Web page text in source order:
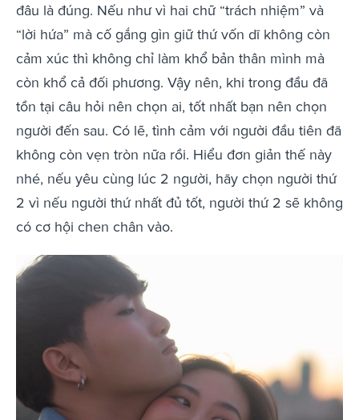
đâu là đúng. Nếu như vì hai chữ “trách nhiệm” và
“lời hứa” mà cố gắng gìn giữ thứ vốn dĩ không còn
cảm xúc thì không chỉ làm khổ bản thân mình mà
còn khổ cả đối phương. Vậy nên, khi trong đầu đã
tồn tại câu hỏi nên chọn ai, tốt nhất bạn nên chọn
người đến sau. Có lẽ, tình cảm với người đầu tiên đã
không còn vẹn tròn nữa rồi. Hiểu đơn giản thế này
nhé, nếu yêu cùng lúc 2 người, hãy chọn người thứ
2 vì nếu người thứ nhất đủ tốt, người thứ 2 sẽ không
có cơ hội chen chân vào.